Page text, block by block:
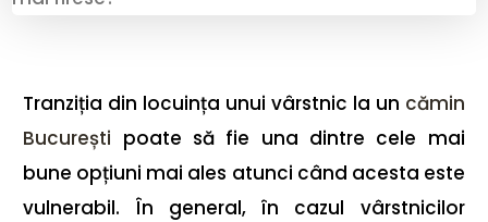
Tranziția din locuința unui vârstnic la un cămin
București poate să fie una dintre cele mai
bune opțiuni mai ales atunci când acesta este
vulnerabil. În general, în cazul vârstnicilor